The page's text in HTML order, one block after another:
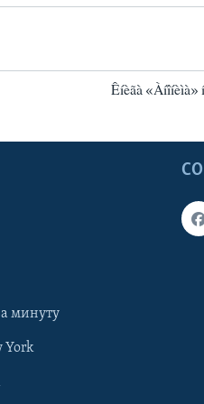
Êíèãà «Àíîíèìà»
минуту
York